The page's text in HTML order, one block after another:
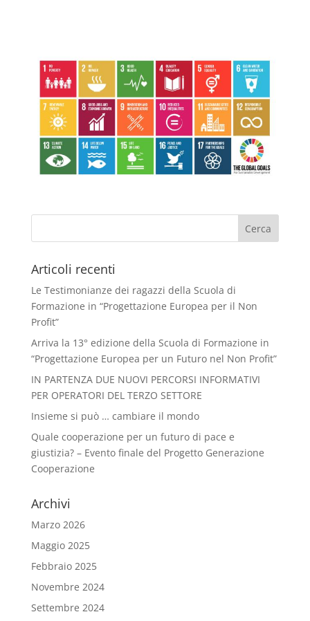
Articoli recenti
Le Testimonianze dei ragazzi della Scuola di
Formazione in “Progettazione Europea per il Non
Profit”
Arriva la 13° edizione della Scuola di Formazione in
“Progettazione Europea per un Futuro nel Non Profit”
IN PARTENZA DUE NUOVI PERCORSI INFORMATIVI
PER OPERATORI DEL TERZO SETTORE
Insieme si può … cambiare il mondo
Quale cooperazione per un futuro di pace e
giustizia? – Evento finale del Progetto Generazione
Cooperazione
Archivi
Marzo 2026
Maggio 2025
Febbraio 2025
Novembre 2024
Settembre 2024